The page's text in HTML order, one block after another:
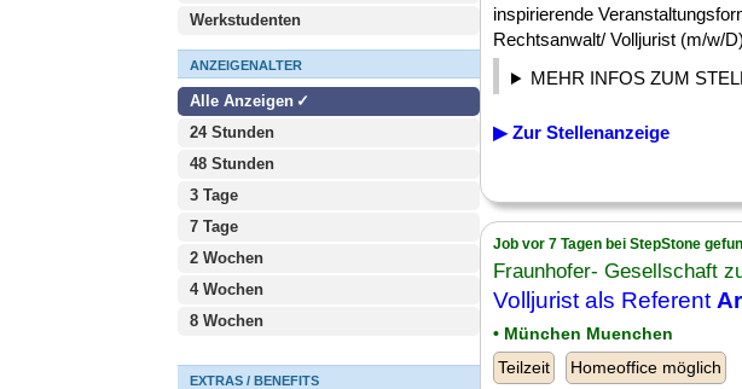
Werkstudenten
ANZEIGENALTER
Alle Anzeigen
24 Stunden
48 Stunden
3 Tage
7 Tage
2 Wochen
4 Wochen
8 Wochen
EXTRAS / BENEFITS
inspirierende
Rechtsanwalt/ Volljurist (m/w/
MEHR INFOS ZUM
▶ Zur Stellenanzeige
Job vor 7 Tagen bei StepStone
Fraunhofer- Gesellschaft
Volljurist als Referent
• München Muenchen
Teilzeit
Homeoffice möglich